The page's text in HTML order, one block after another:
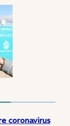
coronavirus